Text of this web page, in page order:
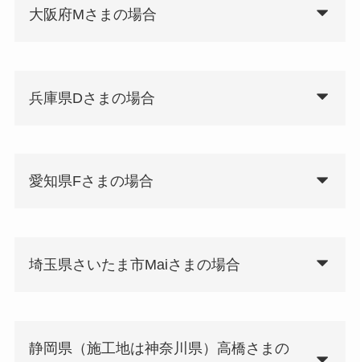
大阪府Mさまの場合
兵庫県Dさまの場合
愛知県Fさまの場合
埼玉県さいたま市Maiさまの場合
静岡県（施工地は神奈川県）高橋さまの